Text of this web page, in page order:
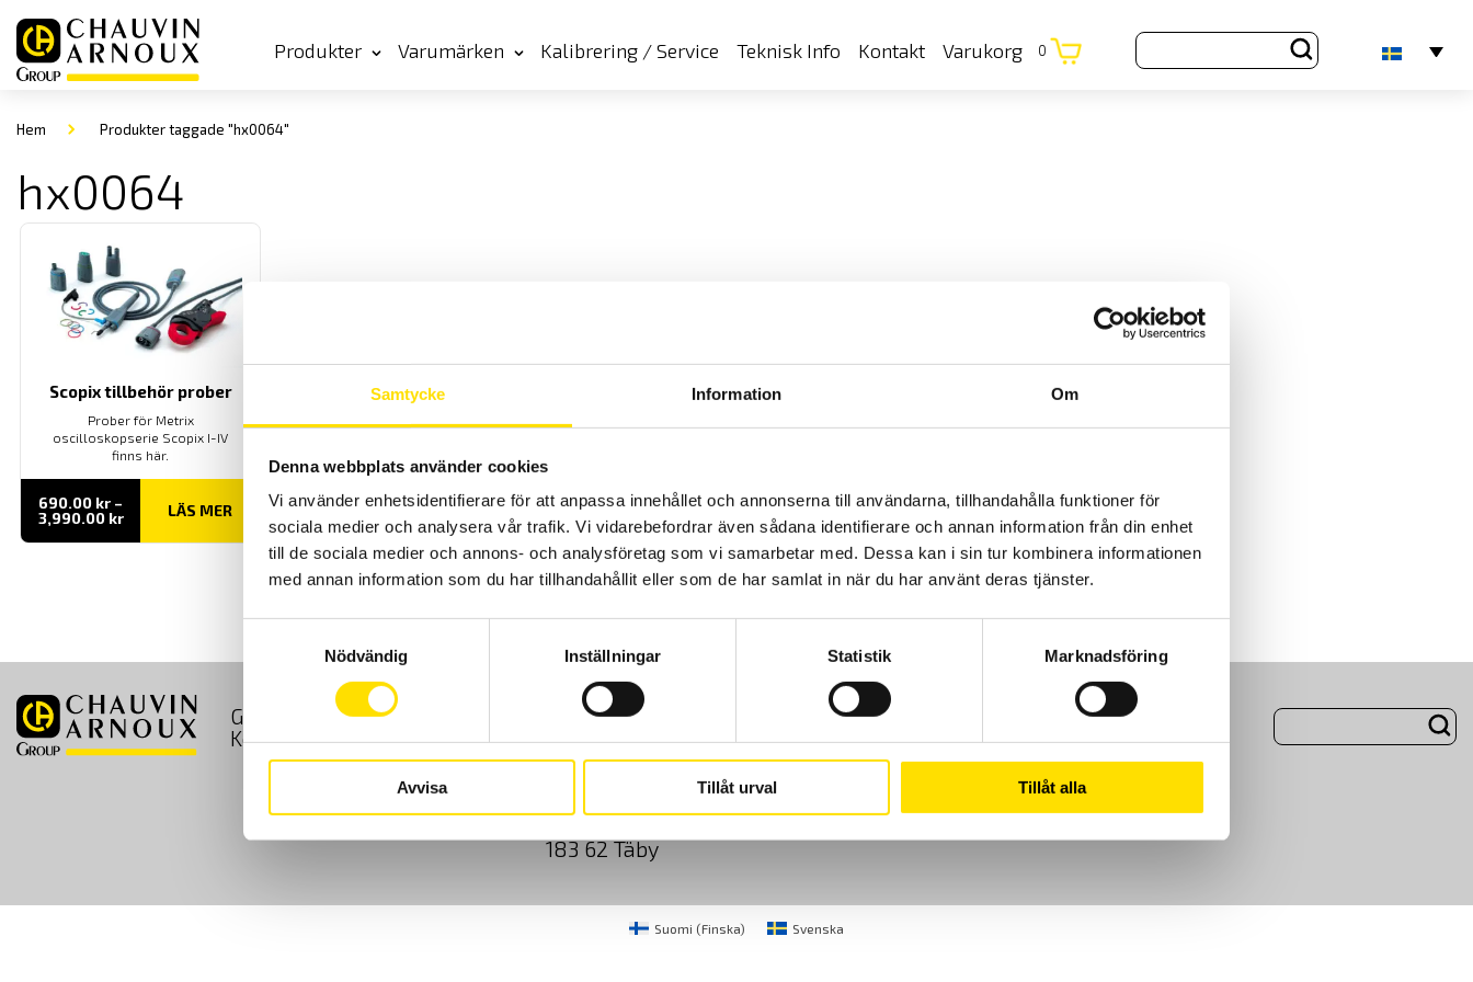
Samtycke Information Om
Denna webbplats använder cookies
Vi använder enhetsidentifierare för att anpassa innehållet och annonserna till användarna, tillhandahålla funktioner för
sociala medier och analysera vår trafik. Vi vidarebefordrar även sådana identifierare och annan information från din enhet
till de sociala medier och annons- och analysföretag som vi samarbetar med. Dessa kan i sin tur kombinera informationen
med annan information som du har tillhandahållit eller som de har samlat in när du har använt deras tjänster.
Nödvändig
Inställningar Statistik Marknadsföring
Avvisa Tillåt urval Tillåt alla
Produkter Varumärken Kalibrering / Service Teknisk Info Kontakt Varukorg 0
Hem Produkter taggade "hx0064"
hx0064
Scopix tillbehör prober
Prober för Metrix
oscilloskopserie Scopix I-IV
finns här.
690.00 kr –
3,990.00 krPrisintervall:
till
LÄS MER
GDPR Köpvillkor Cookies Kundundersökning
Om Oss
Kontakt
Sjöflygvägen 35
183 62 Täby
08-50 52 68 00
info@camatsystem.com
Suomi (Finska) Svenska